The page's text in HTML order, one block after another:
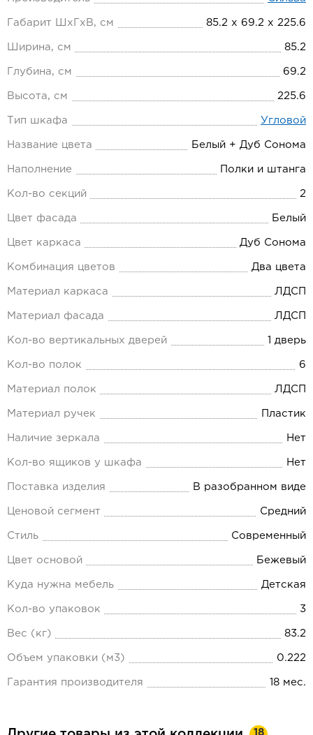
Габарит ШхГхВ, см 85.2 х 69.2 х 225.6
Ширина, см 85.2
Глубина, см 69.2
Высота, см 225.6
Тип шкафа Угловой
Название цвета Белый + Дуб Сонома
Наполнение Полки и штанга
Кол-во секций 2
Цвет фасада Белый
Цвет каркаса Дуб Сонома
Комбинация цветов Два цвета
Материал каркаса ЛДСП
Материал фасада ЛДСП
Кол-во вертикальных дверей 1 дверь
Кол-во полок 6
Материал полок ЛДСП
Материал ручек Пластик
Наличие зеркала Нет
Кол-во ящиков у шкафа Нет
Поставка изделия В разобранном виде
Ценовой сегмент Средний
Стиль Современный
Цвет основой Бежевый
Куда нужна мебель Детская
Кол-во упаковок 3
Вес (кг) 83.2
Объем упаковки (м3) 0.222
Гарантия производителя 18 мес.
18